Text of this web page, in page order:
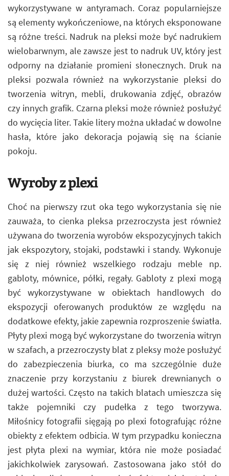
wykorzystywane w antyramach. Coraz popularniejsze
są elementy wykończeniowe, na których eksponowane
są różne treści. Nadruk na pleksi może być nadrukiem
wielobarwnym, ale zawsze jest to nadruk UV, który jest
odporny na działanie promieni słonecznych. Druk na
pleksi pozwala również na wykorzystanie pleksi do
tworzenia witryn, mebli, drukowania zdjęć, obrazów
czy innych grafik. Czarna pleksi może również posłużyć
do wycięcia liter. Takie litery można układać w dowolne
hasła, które jako dekoracja pojawią się na ścianie
pokoju.
Wyroby z plexi
Choć na pierwszy rzut oka tego wykorzystania się nie
zauważa, to cienka pleksa przezroczysta jest również
używana do tworzenia wyrobów ekspozycyjnych takich
jak ekspozytory, stojaki, podstawki i standy. Wykonuje
się z niej również wszelkiego rodzaju meble np.
gabloty, mównice, półki, regały. Gabloty z plexi mogą
być wykorzystywane w obiektach handlowych do
ekspozycji oferowanych produktów ze względu na
dodatkowe efekty, jakie zapewnia rozproszenie światła.
Płyty plexi mogą być wykorzystane do tworzenia witryn
w szafach, a przezroczysty blat z pleksy może posłużyć
do zabezpieczenia biurka, co ma szczególnie duże
znaczenie przy korzystaniu z biurek drewnianych o
dużej wartości. Często na takich blatach umieszcza się
także pojemniki czy pudełka z tego tworzywa.
Miłośnicy fotografii sięgają po plexi fotografując różne
obiekty z efektem odbicia. W tym przypadku konieczna
jest płyta plexi na wymiar, która nie może posiadać
jakichkolwiek zarysowań. Zastosowana jako stół do